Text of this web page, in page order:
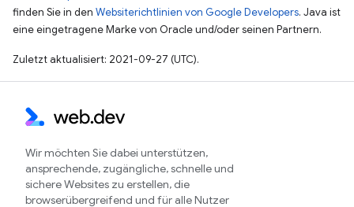
finden Sie in den Websiterichtlinien von Google Developers. Java ist
eine eingetragene Marke von Oracle und/oder seinen Partnern.
Zuletzt aktualisiert: 2021-09-27 (UTC).
Wir möchten Sie dabei unterstützen,
ansprechende, zugängliche, schnelle und
sichere Websites zu erstellen, die
browserübergreifend und für alle Nutzer